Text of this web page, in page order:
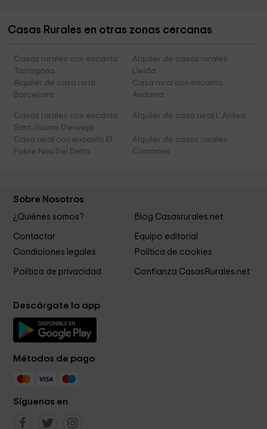
Casas Rurales en otras zonas cercanas
Casas rurales con encanto
Tarragona
Alquiler de casas rurales
Lleida
Alquiler de casa rural
Barcelona
Casa rural con encanto
Andorra
Casas rurales con encanto
Sant Jaume D'enveja
Alquiler de casa rural L' Aldea
Casa rural con encanto El
Poble Nou Del Delta
Alquiler de casas rurales
Camarles
Sobre Nosotros
¿Quiénes somos? Blog Casasrurales.net
Contactar
Equipo editorial
Condiciones legales
Política de cookies
Política de privacidad Confianza CasasRurales.net
Descárgate la app
Métodos de pago
Síguenos en